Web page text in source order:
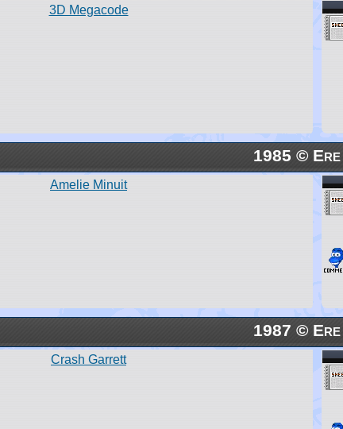
3D Megacode
1985 ©
Amelie Minuit
1987 ©
Crash Garrett